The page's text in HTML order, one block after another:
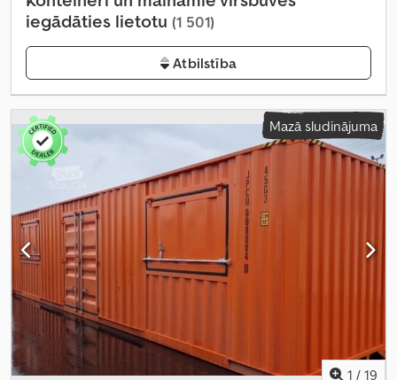
iegādāties lietotu (1 501)
Atbilstība
Mazā sludinājuma
1 / 19